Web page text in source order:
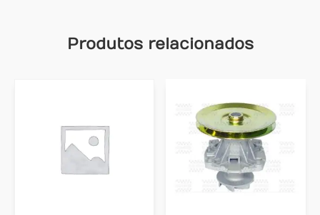
Produtos relacionados